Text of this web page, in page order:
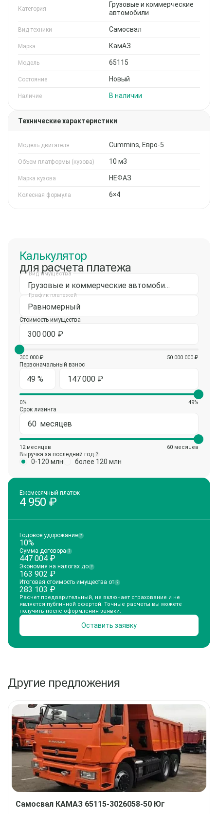
Категория
Грузовые и коммерческие
автомобили
Вид техники Самосвал
Марка КамАЗ
Модель 65115
Состояние Новый
Наличие В наличии
Технические характеристики
Модель двигателя Cummins, Евро-5
Объем платформы (кузова) 10 м3
Марка кузова НЕФАЗ
Колесная формула 6×4
Калькулятор
для расчета платежа
Грузовые и коммерческие автомобили
Вид имущества
Равномерный
График платежей
Стоимость имущества
300 000 ₽ 50 000 000 ₽
Первоначальный взнос
0% 49%
Срок лизинга
12 месяцев 60 месяцев
Выручка за последний год ?
0-120 млн более 120 млн
Ежемесячный платеж
4 950 ₽
Годовое удорожание ?
10%
Сумма договора ?
447 004 ₽
Экономия на налогах до ?
163 902 ₽
Итоговая стоимость имущества от ?
283 103 ₽
Расчет предварительный, не включает страхование и не
является публичной офертой. Точные расчеты вы можете
получить после оформления заявки.
Оставить заявку
Другие предложения
Самосвал КАМАЗ 65115-3026058-50 Юг